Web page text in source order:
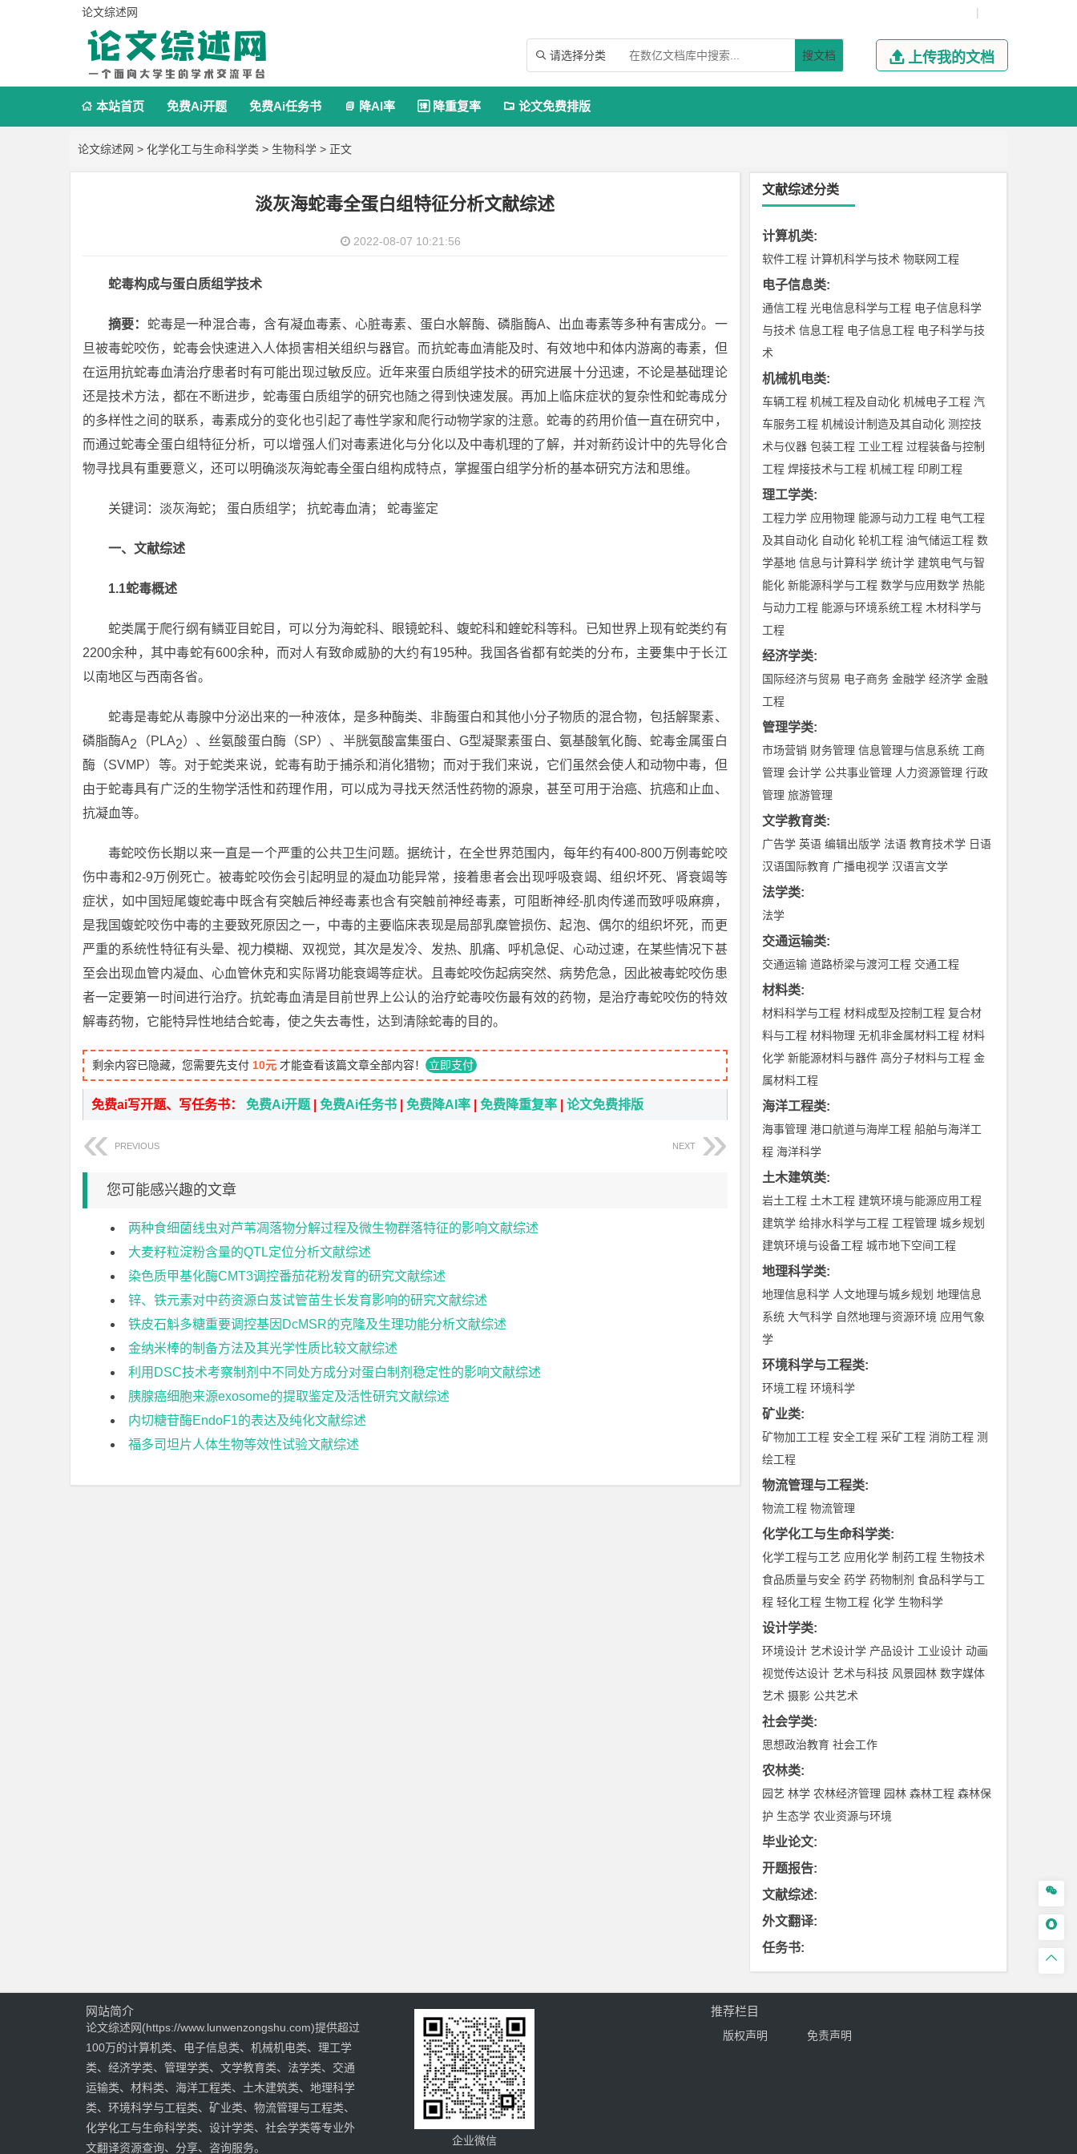
论文综述网 |
 请选择分类 搜文档  上传我的文档
 本站首页 免费Ai开题 免费Ai任务书  降AI率  降重复率  论文免费排版
论文综述网 > 化学化工与生命科学类 > 生物科学 > 正文
淡灰海蛇毒全蛋白组特征分析文献综述
2022-08-07 10:21:56
蛇毒构成与蛋白质组学技术
摘要： 蛇毒是一种混合毒，含有凝血毒素、心脏毒素、蛋白水解酶、磷脂酶A、出血毒素等多种有害成分。一
旦被毒蛇咬伤，蛇毒会快速进入人体损害相关组织与器官。而抗蛇毒血清能及时、有效地中和体内游离的毒素，但
在运用抗蛇毒血清治疗患者时有可能出现过敏反应。近年来蛋白质组学技术的研究进展十分迅速，不论是基础理论
还是技术方法，都在不断进步，蛇毒蛋白质组学的研究也随之得到快速发展。再加上临床症状的复杂性和蛇毒成分
的多样性之间的联系，毒素成分的变化也引起了毒性学家和爬行动物学家的注意。蛇毒的药用价值一直在研究中，
而通过蛇毒全蛋白组特征分析，可以增强人们对毒素进化与分化以及中毒机理的了解，并对新药设计中的先导化合
物寻找具有重要意义，还可以明确淡灰海蛇毒全蛋白组构成特点，掌握蛋白组学分析的基本研究方法和思维。
关键词：淡灰海蛇； 蛋白质组学； 抗蛇毒血清； 蛇毒鉴定
一、文献综述
1.1蛇毒概述
蛇类属于爬行纲有鳞亚目蛇目，可以分为海蛇科、眼镜蛇科、蝮蛇科和蝰蛇科等科。已知世界上现有蛇类约有
2200余种，其中毒蛇有600余种，而对人有致命威胁的大约有195种。我国各省都有蛇类的分布，主要集中于长江
以南地区与西南各省。
蛇毒是毒蛇从毒腺中分泌出来的一种液体，是多种酶类、非酶蛋白和其他小分子物质的混合物，包括解聚素、
磷脂酶A2 （PLA2）、丝氨酸蛋白酶（SP）、半胱氨酸富集蛋白、G型凝聚素蛋白、氨基酸氧化酶、蛇毒金属蛋白
酶（SVMP）等。对于蛇类来说，蛇毒有助于捕杀和消化猎物；而对于我们来说，它们虽然会使人和动物中毒，但
由于蛇毒具有广泛的生物学活性和药理作用，可以成为寻找天然活性药物的源泉，甚至可用于治癌、抗癌和止血、
抗凝血等。
毒蛇咬伤长期以来一直是一个严重的公共卫生问题。据统计，在全世界范围内，每年约有400-800万例毒蛇咬
伤中毒和2-9万例死亡。被毒蛇咬伤会引起明显的凝血功能异常，接着患者会出现呼吸衰竭、组织坏死、肾衰竭等
症状，如中国短尾蝮蛇毒中既含有突触后神经毒素也含有突触前神经毒素，可阻断神经-肌肉传递而致呼吸麻痹，
是我国蝮蛇咬伤中毒的主要致死原因之一，中毒的主要临床表现是局部乳糜管损伤、起泡、偶尔的组织坏死，而更
严重的系统性特征有头晕、视力模糊、双视觉，其次是发冷、发热、肌痛、呼机急促、心动过速，在某些情况下甚
至会出现血管内凝血、心血管休克和实际肾功能衰竭等症状。且毒蛇咬伤起病突然、病势危急，因此被毒蛇咬伤患
者一定要第一时间进行治疗。抗蛇毒血清是目前世界上公认的治疗蛇毒咬伤最有效的药物，是治疗毒蛇咬伤的特效
解毒药物，它能特异性地结合蛇毒，使之失去毒性，达到清除蛇毒的目的。
剩余内容已隐藏，您需要先支付 10元 才能查看该篇文章全部内容！ 立即支付
免费ai写开题、写任务书： 免费Ai开题 免费Ai任务书 免费降AI率 免费降重复率 论文免费排版
PREVIOUS NEXT
您可能感兴趣的文章
两种食细菌线虫对芦苇凋落物分解过程及微生物群落特征的影响文献综述
大麦籽粒淀粉含量的QTL定位分析文献综述
染色质甲基化酶CMT3调控番茄花粉发育的研究文献综述
锌、铁元素对中药资源白芨试管苗生长发育影响的研究文献综述
铁皮石斛多糖重要调控基因DcMSR的克隆及生理功能分析文献综述
金纳米棒的制备方法及其光学性质比较文献综述
利用DSC技术考察制剂中不同处方成分对蛋白制剂稳定性的影响文献综述
胰腺癌细胞来源exosome的提取鉴定及活性研究文献综述
内切糖苷酶EndoF1的表达及纯化文献综述
福多司坦片人体生物等效性试验文献综述
文献综述分类
计算机类:
软件工程 计算机科学与技术 物联网工程
电子信息类:
通信工程 光电信息科学与工程 电子信息科学
与技术 信息工程 电子信息工程 电子科学与技
术
机械机电类:
车辆工程 机械工程及自动化 机械电子工程 汽
车服务工程 机械设计制造及其自动化 测控技
术与仪器 包装工程 工业工程 过程装备与控制
工程 焊接技术与工程 机械工程 印刷工程
理工学类:
工程力学 应用物理 能源与动力工程 电气工程
及其自动化 自动化 轮机工程 油气储运工程 数
学基地 信息与计算科学 统计学 建筑电气与智
能化 新能源科学与工程 数学与应用数学 热能
与动力工程 能源与环境系统工程 木材科学与
工程
经济学类:
国际经济与贸易 电子商务 金融学 经济学 金融
工程
管理学类:
市场营销 财务管理 信息管理与信息系统 工商
管理 会计学 公共事业管理 人力资源管理 行政
管理 旅游管理
文学教育类:
广告学 英语 编辑出版学 法语 教育技术学 日语
汉语国际教育 广播电视学 汉语言文学
法学类:
法学
交通运输类:
交通运输 道路桥梁与渡河工程 交通工程
材料类:
材料科学与工程 材料成型及控制工程 复合材
料与工程 材料物理 无机非金属材料工程 材料
化学 新能源材料与器件 高分子材料与工程 金
属材料工程
海洋工程类:
海事管理 港口航道与海岸工程 船舶与海洋工
程 海洋科学
土木建筑类:
岩土工程 土木工程 建筑环境与能源应用工程
建筑学 给排水科学与工程 工程管理 城乡规划
建筑环境与设备工程 城市地下空间工程
地理科学类:
地理信息科学 人文地理与城乡规划 地理信息
系统 大气科学 自然地理与资源环境 应用气象
学
环境科学与工程类:
环境工程 环境科学
矿业类:
矿物加工工程 安全工程 采矿工程 消防工程 测
绘工程
物流管理与工程类:
物流工程 物流管理
化学化工与生命科学类:
化学工程与工艺 应用化学 制药工程 生物技术
食品质量与安全 药学 药物制剂 食品科学与工
程 轻化工程 生物工程 化学 生物科学
设计学类:
环境设计 艺术设计学 产品设计 工业设计 动画
视觉传达设计 艺术与科技 风景园林 数字媒体
艺术 摄影 公共艺术
社会学类:
思想政治教育 社会工作
农林类:
园艺 林学 农林经济管理 园林 森林工程 森林保
护 生态学 农业资源与环境
毕业论文:
开题报告:
文献综述:
外文翻译:
任务书:



网站简介
论文综述网(https://www.lunwenzongshu.com)提供超过
100万的计算机类、电子信息类、机械机电类、理工学
类、经济学类、管理学类、文学教育类、法学类、交通
运输类、材料类、海洋工程类、土木建筑类、地理科学
类、环境科学与工程类、矿业类、物流管理与工程类、
化学化工与生命科学类、设计学类、社会学类等专业外
文翻译资源查询、分享、咨询服务。
企业微信
推荐栏目
版权声明 免责声明